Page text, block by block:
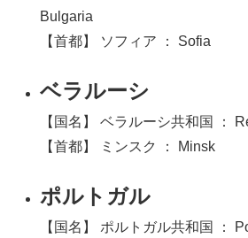
Bulgaria
【首都】 ソフィア ： Sofia
ベラルーシ
【国名】 ベラルーシ共和国 ：
【首都】 ミンスク ： Minsk
ポルトガル
【国名】 ポルトガル共和国 ：